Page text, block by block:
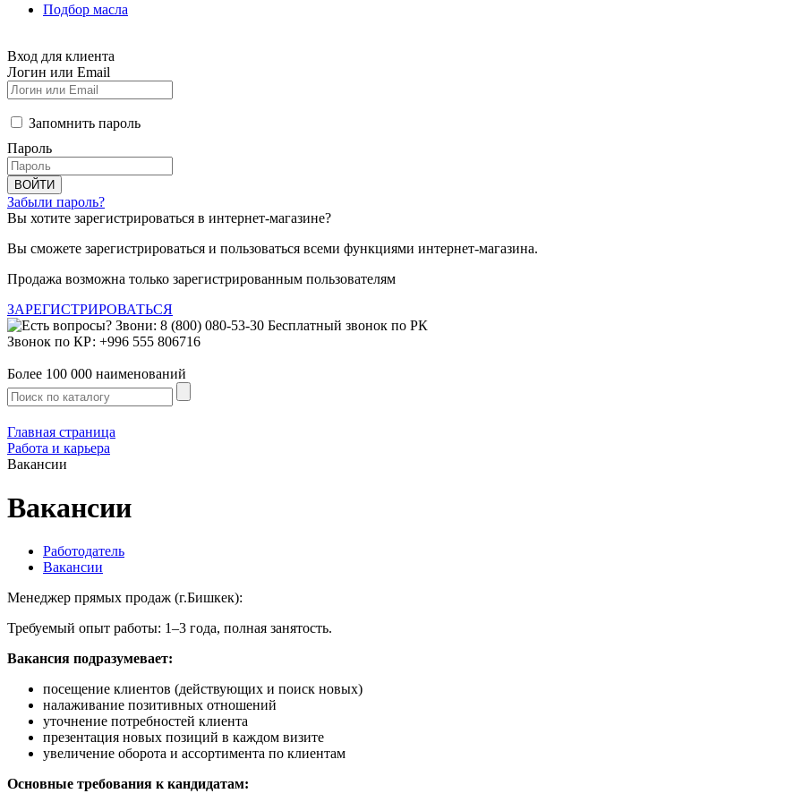
Подбор масла
Вход для клиента
Логин или Email
Запомнить пароль
Пароль
ВОЙТИ
Забыли пароль?
Вы хотите зарегистрироваться в интернет-магазине?
Вы сможете зарегистрироваться и пользоваться всеми функциями интернет-магазина.
Продажа возможна только зарегистрированным пользователям
ЗАРЕГИСТРИРОВАТЬСЯ
Звонок по КР: +996 555 806716
Более 100 000 наименований
Главная страница
Работа и карьера
Вакансии
Вакансии
Работодатель
Вакансии
Менеджер прямых продаж (г.Бишкек):
Требуемый опыт работы: 1–3 года, полная занятость.
Вакансия подразумевает:
посещение клиентов (действующих и поиск новых)
налаживание позитивных отношений
уточнение потребностей клиента
презентация новых позиций в каждом визите
увеличение оборота и ассортимента по клиентам
Основные требования к кандидатам: